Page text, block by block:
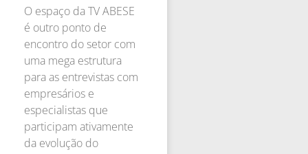
O espaço da TV ABESE
é outro ponto de
encontro do setor com
uma mega estrutura
para as entrevistas com
empresários e
especialistas que
participam ativamente
da evolução do